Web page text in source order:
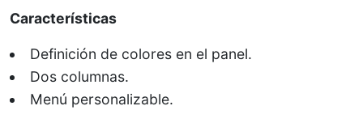
Características
Definición de colores en el panel.
Dos columnas.
Menú personalizable.